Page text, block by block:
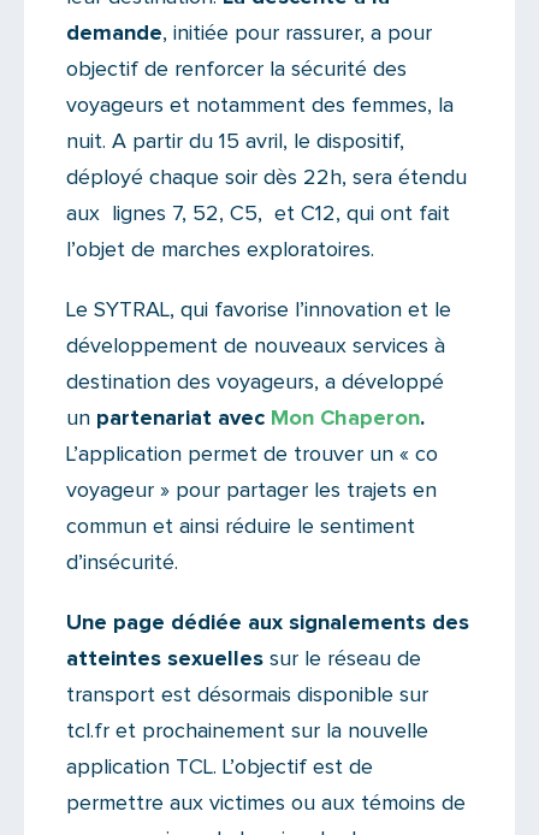
demande, initiée pour rassurer, a pour
objectif de renforcer la sécurité des
voyageurs et notamment des femmes, la
nuit. A partir du 15 avril, le dispositif,
déployé chaque soir dès 22h, sera étendu
aux lignes 7, 52, C5, et C12, qui ont fait
l’objet de marches exploratoires.
Le SYTRAL, qui favorise l’innovation et le
développement de nouveaux services à
destination des voyageurs, a développé
un partenariat avec Mon Chaperon.
L’application permet de trouver un « co
voyageur » pour partager les trajets en
commun et ainsi réduire le sentiment
d’insécurité.
Une page dédiée aux signalements des
atteintes sexuelles sur le réseau de
transport est désormais disponible sur
tcl.fr et prochainement sur la nouvelle
application TCL. L’objectif est de
permettre aux victimes ou aux témoins de